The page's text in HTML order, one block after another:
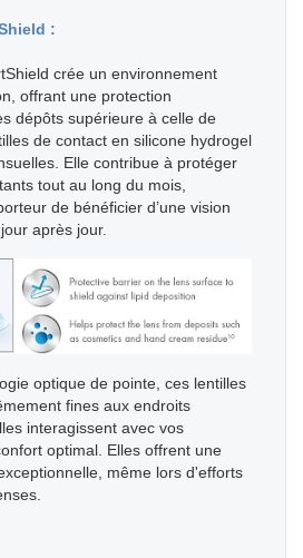
:
crée un environnement
offrant une protection
dépôts supérieure à celle de
de contact en silicone hydrogel
Elle contribue à protéger
tout au long du mois,
de bénéficier d’une vision
après jour.
optique de pointe, ces lentilles
fines aux endroits
interagissent avec vos
optimal. Elles offrent une
même lors d'efforts